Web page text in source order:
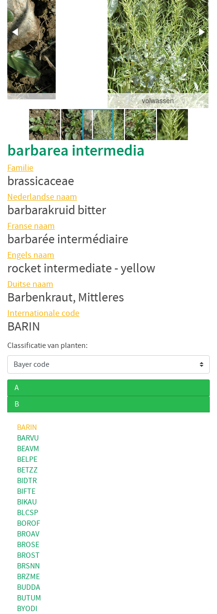
Classificatie van planten:
A
B
BARIN
BARVU
BEAVM
BELPE
BETZZ
BIDTR
BIFTE
BIKAU
BLCSP
BOROF
BROAV
BROSE
BROST
BRSNN
BRZME
BUDDA
BUTUM
BYODI
volwassen
barbarea intermedia
Familie
brassicaceae
Nederlandse naam
barbarakruid bitter
Franse naam
barbarée intermédiaire
Engels naam
rocket intermediate - yellow
Duitse naam
Barbenkraut, Mittleres
Internationale code
BARIN